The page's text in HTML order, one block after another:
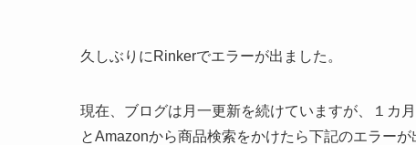
久しぶりにRinkerでエラーが出ました。
現在、ブログは月一更新を続けていますが、１カ
とAmazonから商品検索をかけたら下記のエラーが